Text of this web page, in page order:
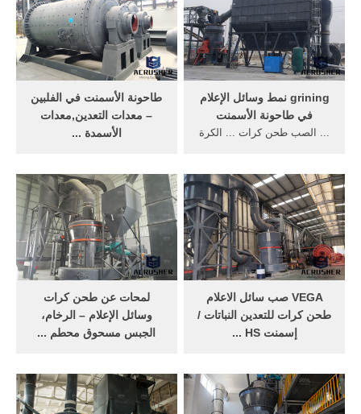
طاحونة الأسمنت في الفلبين
– معدات التعدين,معدات
الأسمدة ...
الاعلام كرات للخزف للطاحونة،
التعدين ...
grining نمط وسائل الإعلام
في طاحونة الأسمنت
... الصب طحن كرات ... الكرة
...
لمحات عن طحن كرات
وسائل الإعلام – الرخام،
الجبس مسحوق محطم ...
... يلقي كرات الصلب لمصنع
أسمنت طحن.
VEGA صب سائل الاعلام
طحن كرات للتعدين النباتات /
إسمنت HS ...
hs 732611. ... الصب طحن
وسائل الإعلام كرات ...